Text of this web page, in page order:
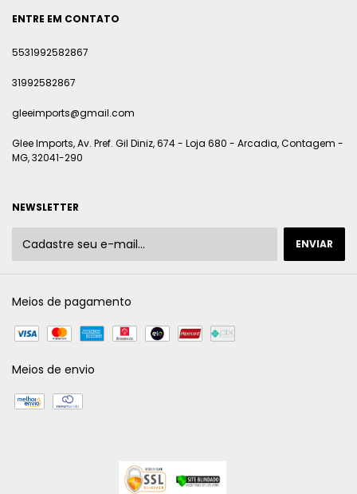
ENTRE EM CONTATO
5531992582867
31992582867
gleeimports@gmail.com
Glee Imports, Av. Pref. Gil Diniz, 674 - Loja 680 - Arcadia, Contagem -
MG, 32041-290
NEWSLETTER
Meios de pagamento
Meios de envio